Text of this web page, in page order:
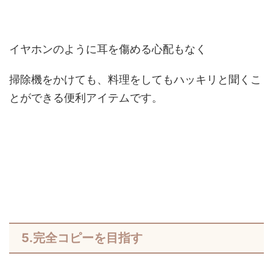
イヤホンのように耳を傷める心配もなく
掃除機をかけても、料理をしてもハッキリと聞くこ
とができる便利アイテムです。
5.完全コピーを目指す